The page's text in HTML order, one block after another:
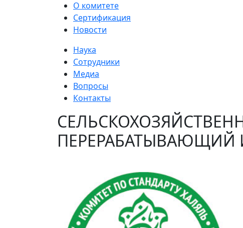
О комитете
Сертификация
Новости
Наука
Сотрудники
Медиа
Вопросы
Контакты
ПЕРЕРАБАТЫВАЮЩИЙ